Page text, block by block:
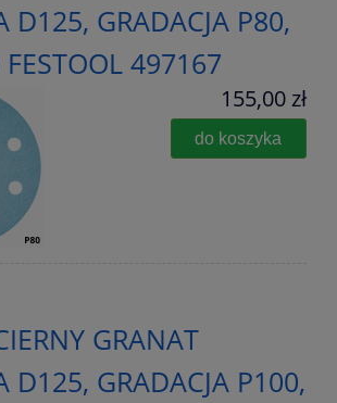
D125, GRADACJA P80,
497167
155,00 zł
do koszyka
GRANAT
D125, GRADACJA P100,